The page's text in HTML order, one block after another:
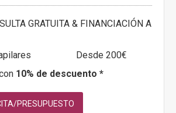
GRATUITA & FINANCIACIÓN A
Desde 200€
10% de descuento *
PRESUPUESTO